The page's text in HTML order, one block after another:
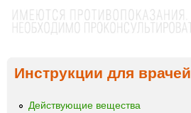
Инструкции для врачей
Действующие вещества